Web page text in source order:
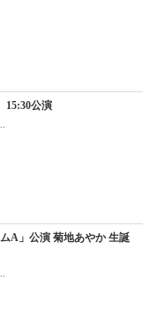
15:30公演
A」公演 菊地あやか 生誕